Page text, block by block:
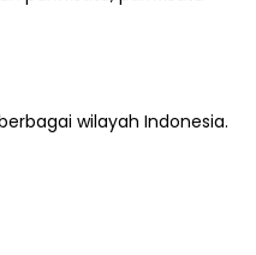
wilayah Indonesia.